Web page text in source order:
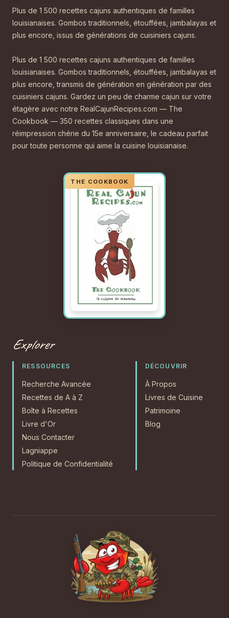
Plus de 1 500 recettes cajuns authentiques de familles
louisianaises. Gombos traditionnels, étouffées, jambalayas et
plus encore, issus de générations de cuisiniers cajuns.
Plus de 1 500 recettes cajuns authentiques de familles
louisianaises. Gombos traditionnels, étouffées, jambalayas et
plus encore, transmis de génération en génération par des
cuisiniers cajuns. Gardez un peu de charme cajun sur votre
étagère avec notre RealCajunRecipes.com — The
Cookbook — 350 recettes classiques dans une
réimpression chérie du 15e anniversaire, le cadeau parfait
pour toute personne qui aime la cuisine louisianaise.
Explorer
RESSOURCES
Recherche Avancée
Recettes de A à Z
Boîte à Recettes
Livre d'Or
Nous Contacter
Lagniappe
Politique de Confidentialité
DÉCOUVRIR
À Propos
Livres de Cuisine
Patrimoine
Blog